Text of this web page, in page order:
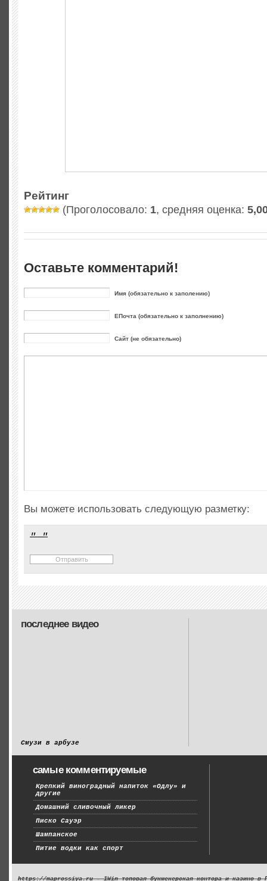
Рейтинг
(Проголосовало: 1, средняя оценка:
Оставьте комментарий!
Имя (обязательно к заполению)
ЕПочта (обязательно к заполнению)
Сайт (не обязательно)
Вы можете использовать следующую разметку:
последнее видео
Смузи в арбузе
самые комментируемые
Крепкий виноградный напиток «Одлу» и
другие
Домашний сливочный ликер
Писко Сауэр
Шампанское
Питие водки как спорт
https://maprossiya.ru - 1Win топовая букмекерская контора и казино в